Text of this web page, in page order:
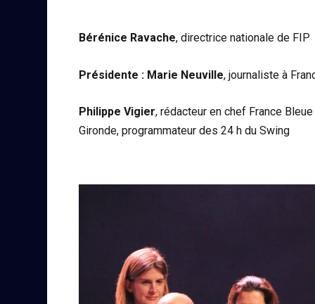
Bérénice Ravache, directrice nationale de FIP
Présidente : Marie Neuville, journaliste à
Philippe Vigier, rédacteur en chef France Bleue
Gironde, programmateur des 24 h du Swing